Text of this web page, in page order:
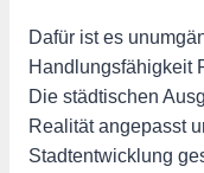
Dafür ist es
Handlungsfähigkeit
Die städtischen
Realität angepasst
Stadtentwicklung